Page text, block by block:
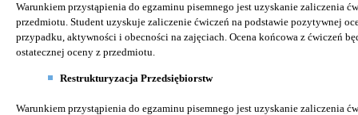
Warunkiem przystąpienia do egzaminu pisemnego jest uzyskanie zaliczenia
przedmiotu. Student uzyskuje zaliczenie ćwiczeń na podstawie pozytywnej
przypadku, aktywności i obecności na zajęciach. Ocena końcowa z ćwiczeń
ostatecznej oceny z przedmiotu.
Restrukturyzacja Przedsiębiorstw
Warunkiem przystąpienia do egzaminu pisemnego jest uzyskanie zaliczenia